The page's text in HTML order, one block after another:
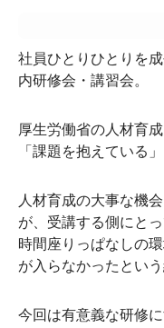
社員ひとりひとりを
内研修会・講習会。
厚生労働省の人材育
「課題を抱えている
人材育成の大事な機
が、受講する側にと
時間座りっぱなしの
が入らなかったとい
今回は有意義な研修